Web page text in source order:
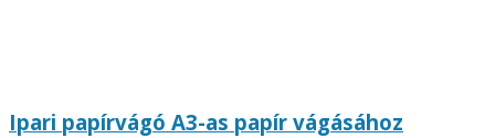
Ipari papírvágó A3-as papír vágásához